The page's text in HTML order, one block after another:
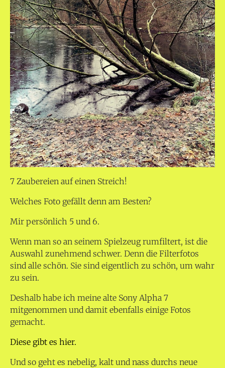
7 Zaubereien auf einen Streich!
Welches Foto gefällt denn am Besten?
Mir persönlich 5 und 6.
Wenn man so an seinem Spielzeug rumfiltert, ist die
Auswahl zunehmend schwer. Denn die Filterfotos
sind alle schön. Sie sind eigentlich zu schön, um wahr
zu sein.
Deshalb habe ich meine alte Sony Alpha 7
mitgenommen und damit ebenfalls einige Fotos
gemacht.
Diese gibt es hier.
Und so geht es nebelig, kalt und nass durchs neue